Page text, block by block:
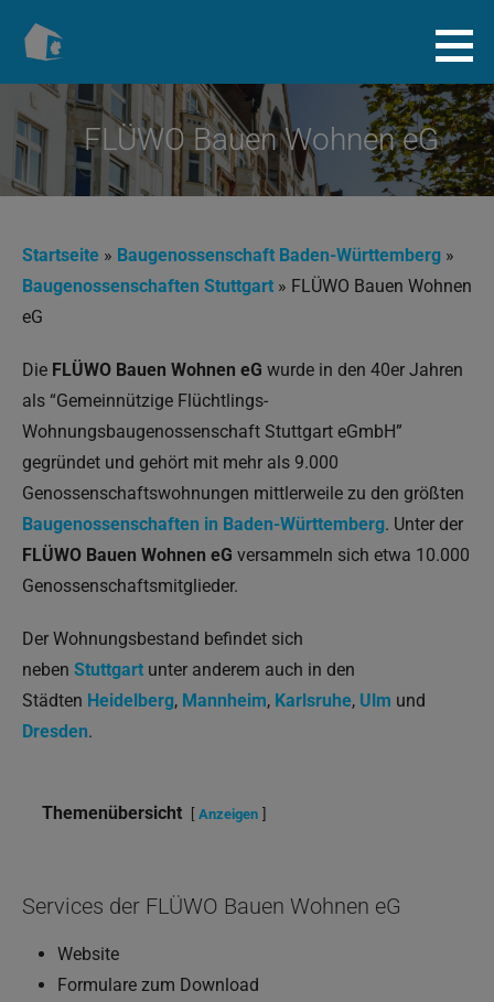
Inhalt
Baugenossenschaft.info
FLÜWO Bauen Wohnen eG
Startseite » Baugenossenschaft Baden-Württemberg »
Baugenossenschaften Stuttgart » FLÜWO Bauen Wohnen
eG
Die FLÜWO Bauen Wohnen eG wurde in den 40er Jahren
als “Gemeinnützige Flüchtlings-
Wohnungsbaugenossenschaft Stuttgart eGmbH”
gegründet und gehört mit mehr als 9.000
Genossenschaftswohnungen mittlerweile zu den größten
Baugenossenschaften in Baden-Württemberg. Unter der
FLÜWO Bauen Wohnen eG versammeln sich etwa 10.000
Genossenschaftsmitglieder.
Der Wohnungsbestand befindet sich
neben Stuttgart unter anderem auch in den
Städten Heidelberg, Mannheim, Karlsruhe, Ulm und
Dresden.
Themenübersicht Anzeigen
Services der FLÜWO Bauen Wohnen eG
Website
Formulare zum Download